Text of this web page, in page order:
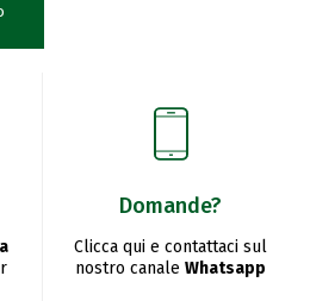
Domande?
Clicca qui e contattaci sul
nostro canale Whatsapp